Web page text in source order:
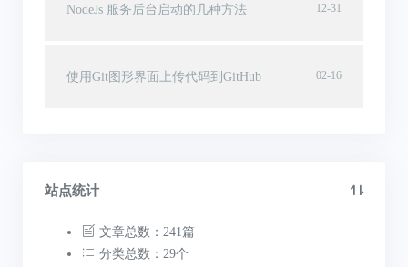
12-31
NodeJs 服务后台启动的几种方法
02-16
使用Git图形界面上传代码到GitHub
站点统计
文章总数：241篇
分类总数：29个